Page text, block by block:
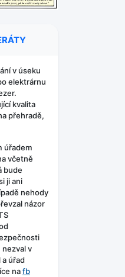
v úseku
elektrárnu
kvalita
přehradě,
úřadem
včetně
bude
ji ani
nehody
názor
nezval v
úřad
nafb